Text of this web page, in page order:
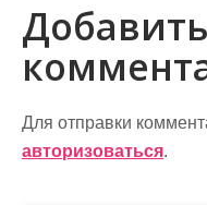
и
г
а
ц
Добавить
Для отправки
авторизоваться.